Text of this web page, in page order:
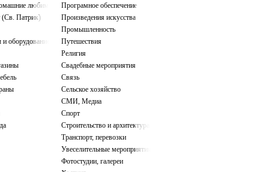
любимцы
(Св. Патрик)
оборудование
Програмное обеспечение
Произведения искусства
Промышленность
Путешествия
Религия
Свадебные мероприятия
Связь
Сельское хозяйство
СМИ, Медиа
Спорт
Строительство и архитектура
Транспорт, перевозки
Увеселительные мероприятия
Фотостудии, галереи